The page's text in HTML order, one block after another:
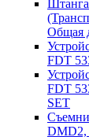
Штанга
Общая
FDT
FDT
SET
DMD2,